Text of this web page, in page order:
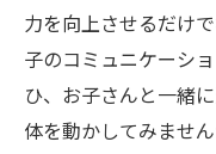
力を向上させるだけ
子のコミュニケーシ
ひ、お子さんと一緒
体を動かしてみません